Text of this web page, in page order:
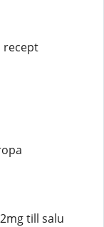
recept
till salu